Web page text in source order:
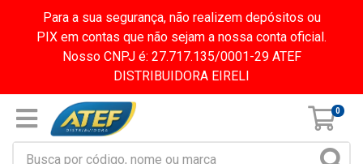
Para a sua segurança, não realizem depósitos ou
PIX em contas que não sejam a nossa conta oficial.
Nosso CNPJ é: 27.717.135/0001-29 ATEF
DISTRIBUIDORA EIRELI
0